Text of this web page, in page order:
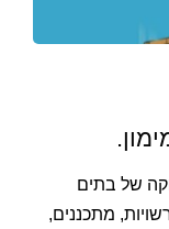
של בתים
מתכננים,